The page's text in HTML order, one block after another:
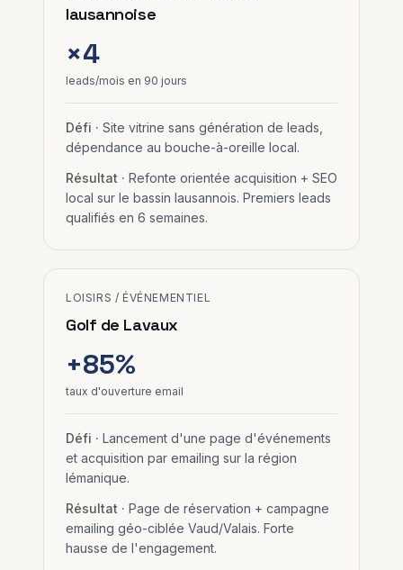
lausannoise
×4
leads/mois en 90 jours
Défi · Site vitrine sans génération de leads,
dépendance au bouche-à-oreille local.
Résultat · Refonte orientée acquisition + SEO
local sur le bassin lausannois. Premiers leads
qualifiés en 6 semaines.
LOISIRS / ÉVÉNEMENTIEL
Golf de Lavaux
+85%
taux d'ouverture email
Défi · Lancement d'une page d'événements
et acquisition par emailing sur la région
lémanique.
Résultat · Page de réservation + campagne
emailing géo-ciblée Vaud/Valais. Forte
hausse de l'engagement.